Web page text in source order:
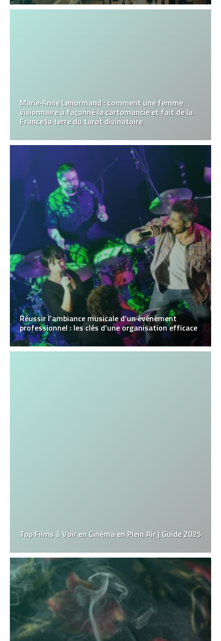
Marie‑Anne Lenormand : comment une femme
visionnaire a façonné la cartomancie et fait de la
France la terre du tarot divinatoire
Réussir l’ambiance musicale d’un événement
professionnel : les clés d’une organisation efficace
Top Films à Voir en Cinéma en Plein Air | Guide 2025